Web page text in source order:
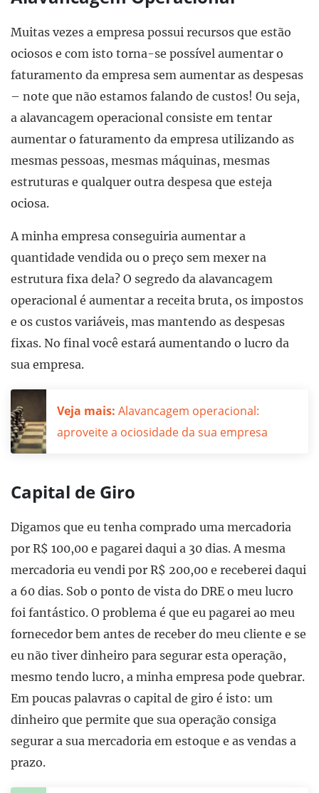
Muitas vezes a empresa possui recursos que estão
ociosos e com isto torna-se possível aumentar o
faturamento da empresa sem aumentar as despesas
– note que não estamos falando de custos! Ou seja,
a alavancagem operacional consiste em tentar
aumentar o faturamento da empresa utilizando as
mesmas pessoas, mesmas máquinas, mesmas
estruturas e qualquer outra despesa que esteja
ociosa.
A minha empresa conseguiria aumentar a
quantidade vendida ou o preço sem mexer na
estrutura fixa dela? O segredo da alavancagem
operacional é aumentar a receita bruta, os impostos
e os custos variáveis, mas mantendo as despesas
fixas. No final você estará aumentando o lucro da
sua empresa.
Veja mais: Alavancagem operacional:
aproveite a ociosidade da sua empresa
Capital de Giro
Digamos que eu tenha comprado uma mercadoria
por R$ 100,00 e pagarei daqui a 30 dias. A mesma
mercadoria eu vendi por R$ 200,00 e receberei daqui
a 60 dias. Sob o ponto de vista do DRE o meu lucro
foi fantástico. O problema é que eu pagarei ao meu
fornecedor bem antes de receber do meu cliente e se
eu não tiver dinheiro para segurar esta operação,
mesmo tendo lucro, a minha empresa pode quebrar.
Em poucas palavras o capital de giro é isto: um
dinheiro que permite que sua operação consiga
segurar a sua mercadoria em estoque e as vendas a
prazo.